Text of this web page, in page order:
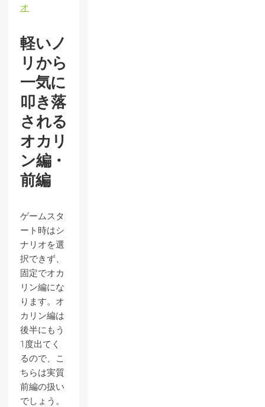
オ
軽いノ
リから
一気に
叩き落
される
オカリ
ン編・
前編
ゲームスタ
ート時はシ
ナリオを選
択できず、
固定でオカ
リン編にな
ります。オ
カリン編は
後半にもう
1度出てく
るので、こ
ちらは実質
前編の扱い
でしょう。